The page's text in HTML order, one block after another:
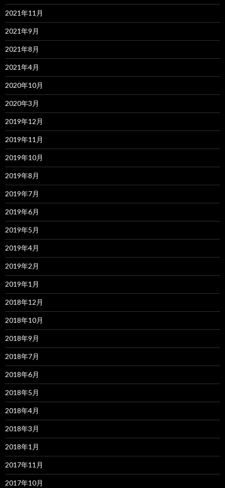
2021年11月
2021年9月
2021年8月
2021年4月
2020年10月
2020年3月
2019年12月
2019年11月
2019年10月
2019年8月
2019年7月
2019年6月
2019年5月
2019年4月
2019年2月
2019年1月
2018年12月
2018年10月
2018年9月
2018年7月
2018年6月
2018年5月
2018年4月
2018年3月
2018年1月
2017年11月
2017年10月